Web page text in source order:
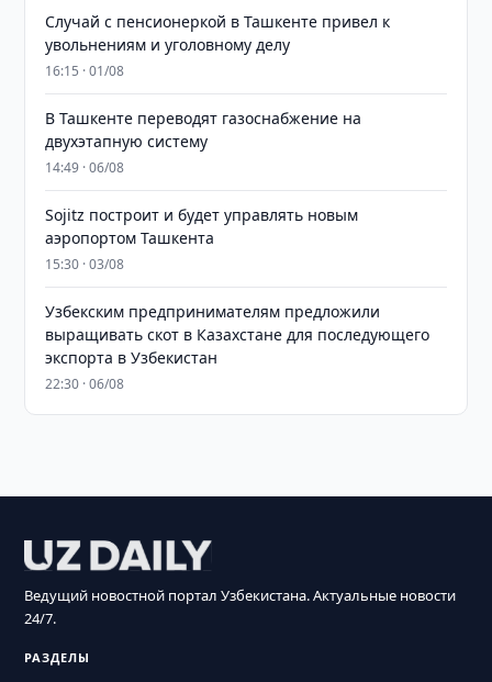
Случай с пенсионеркой в Ташкенте привел к
увольнениям и уголовному делу
16:15 · 01/08
В Ташкенте переводят газоснабжение на
двухэтапную систему
14:49 · 06/08
Sojitz построит и будет управлять новым
аэропортом Ташкента
15:30 · 03/08
Узбекским предпринимателям предложили
выращивать скот в Казахстане для последующего
экспорта в Узбекистан
22:30 · 06/08
Ведущий новостной портал Узбекистана. Актуальные новости
24/7.
РАЗДЕЛЫ